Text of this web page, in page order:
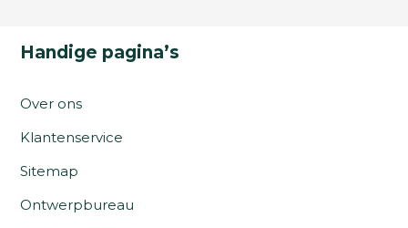
Handige pagina’s
Over ons
Klantenservice
Sitemap
Ontwerpbureau